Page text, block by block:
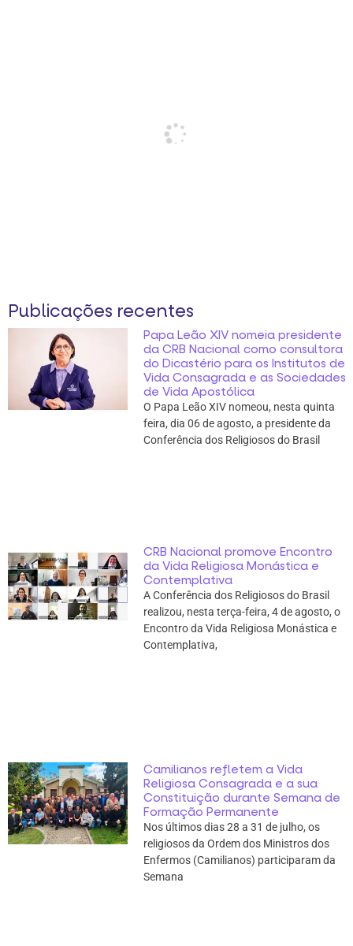
Publicações recentes
Papa Leão XIV nomeia presidente
da CRB Nacional como consultora
do Dicastério para os Institutos de
Vida Consagrada e as Sociedades
de Vida Apostólica
O Papa Leão XIV nomeou, nesta quinta
feira, dia 06 de agosto, a presidente da
Conferência dos Religiosos do Brasil
CRB Nacional promove Encontro
da Vida Religiosa Monástica e
Contemplativa
A Conferência dos Religiosos do Brasil
realizou, nesta terça-feira, 4 de agosto, o
Encontro da Vida Religiosa Monástica e
Contemplativa,
Camilianos refletem a Vida
Religiosa Consagrada e a sua
Constituição durante Semana de
Formação Permanente
Nos últimos dias 28 a 31 de julho, os
religiosos da Ordem dos Ministros dos
Enfermos (Camilianos) participaram da
Semana